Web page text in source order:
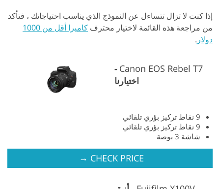
إذا كنت لا تزال تتساءل عن النموذج الذي يناسب احتياجاتك ، فتأكد
من مراجعة هذه القائمة لاختيار محترف
كاميرا أقل من 1000
دولار .
Canon EOS Rebel T7
اختيارنا
9 نقاط تركيز بؤري تلقائي
9 نقاط تركيز بؤري تلقائي
شاشة 3 بوصة
CHECK PRICE
→